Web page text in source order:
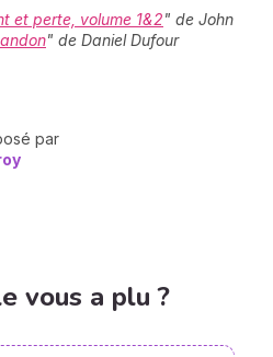
et perte, volume 1&2" de John
" de Daniel Dufour
par
vous a plu ?